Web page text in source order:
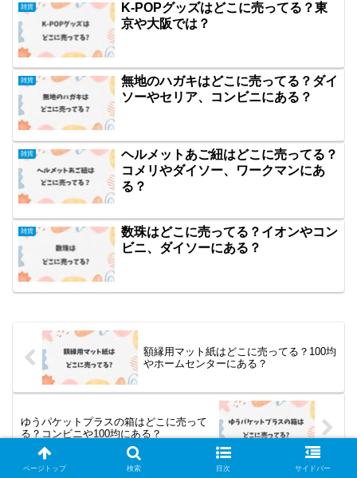
雑貨
K-POPグッズはどこに売ってる？東
京や大阪では？
雑貨
無地のハガキはどこに売ってる？ダイ
ソーやセリア、コンビニにある？
雑貨
ヘルメットあご紐はどこに売ってる？
コメリやダイソー、ワークマンにあ
る？
雑貨
数珠はどこに売ってる？イオンやコン
ビニ、ダイソーにある？
額縁用マット紙はどこに売ってる？100均
やホームセンターにある？
ゆうパケットプラスの箱はどこに売って
る？コンビニや100均にある？
ページトップ 検索 目次 サイドバー